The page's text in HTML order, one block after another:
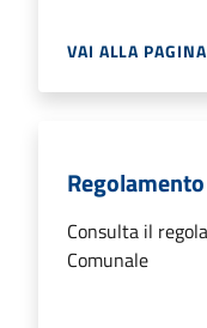
VAI ALLA PAGINA
Consulta il
Comunale